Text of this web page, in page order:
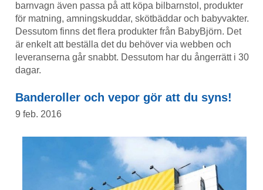
barnvagn även passa på att köpa bilbarnstol, produkter
för matning, amningskuddar, skötbäddar och babyvakter.
Dessutom finns det flera produkter från BabyBjörn. Det
är enkelt att beställa det du behöver via webben och
leveranserna går snabbt. Dessutom har du ångerrätt i 30
dagar.
Banderoller och vepor gör att du syns!
9 feb. 2016